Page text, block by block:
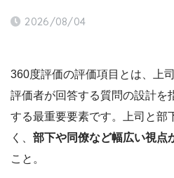
2026/08/04
360度評価の評価項目とは、上
評価者が回答する質問の設計を
する最重要要素です。上司と部
く、 部下や同僚など幅広い視点
こと。